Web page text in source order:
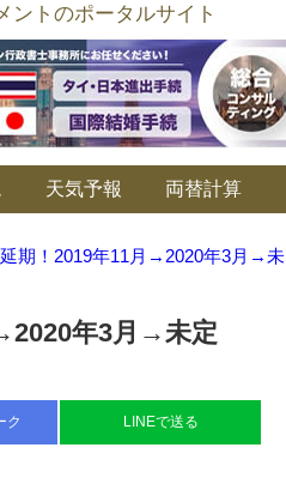
ントのポータルサイト
天気予報 両替計算
期！2019年11月→2020年3月→未
年3月→未定
ク LINEで送る